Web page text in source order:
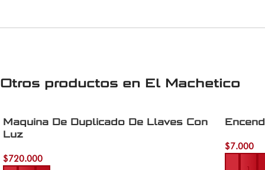
Otros productos en El Machetico
Maquina De Duplicado De Llaves Con
Luz
$720.000
Añadir al carrito
$7.000
Añadir al